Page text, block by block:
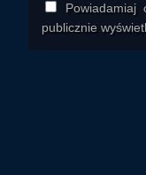
Powiadamiaj
publicznie